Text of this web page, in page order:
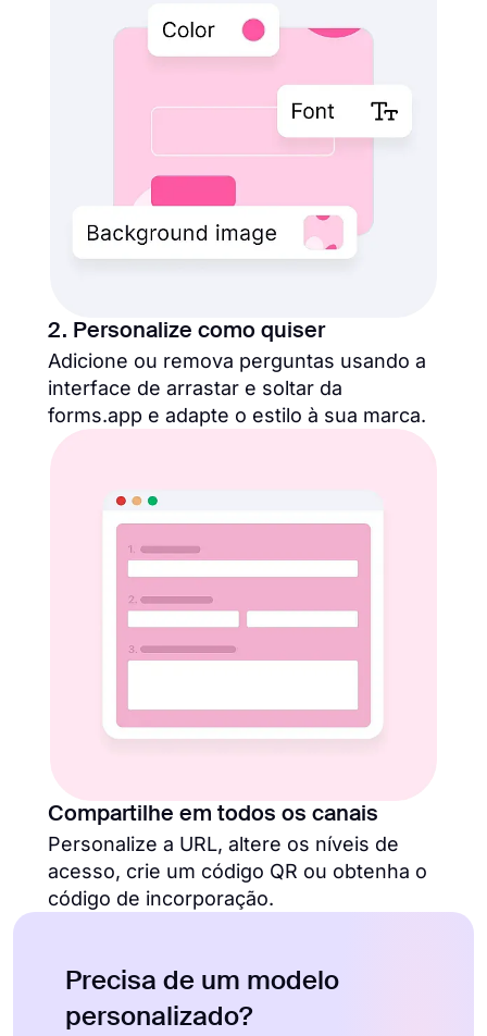
2. Personalize como quiser
Adicione ou remova perguntas usando a
interface de arrastar e soltar da
forms.app e adapte o estilo à sua marca.
Compartilhe em todos os canais
Personalize a URL, altere os níveis de
acesso, crie um código QR ou obtenha o
código de incorporação.
Precisa de um modelo
personalizado?